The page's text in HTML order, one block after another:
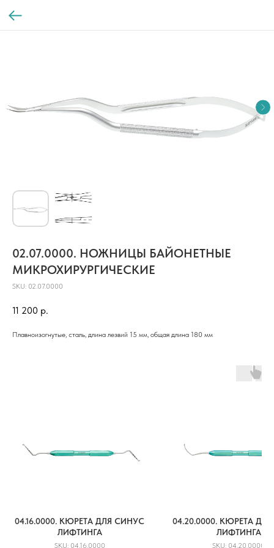
02.07.0000. НОЖНИЦЫ БАЙОНЕТНЫЕ
МИКРОХИРУРГИЧЕСКИЕ
SKU: 02.07.0000
11 200 р.
Плавноизогнутые, сталь, длина лезвий 15 мм, общая длина 180 мм
04.16.0000. КЮРЕТА ДЛЯ СИНУС
ЛИФТИНГА
SKU: 04.16.0000
04.20.0000. КЮРЕТА
ЛИФТИНГА
SKU: 04.20.0000